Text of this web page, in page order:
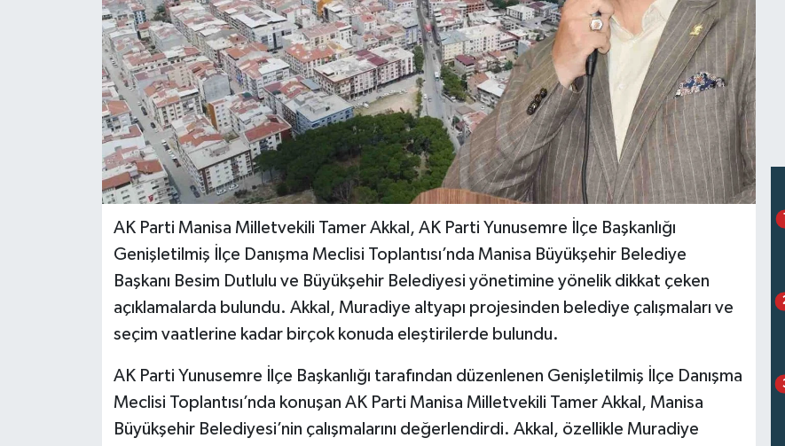
AK Parti Manisa Milletvekili Tamer Akkal, AK Parti Yunusemre İlçe Başkanlığı
Genişletilmiş İlçe Danışma Meclisi Toplantısı’nda Manisa Büyükşehir Belediye
Başkanı Besim Dutlulu ve Büyükşehir Belediyesi yönetimine yönelik dikkat çeken
açıklamalarda bulundu. Akkal, Muradiye altyapı projesinden belediye çalışmaları ve
seçim vaatlerine kadar birçok konuda eleştirilerde bulundu.
AK Parti Yunusemre İlçe Başkanlığı tarafından düzenlenen Genişletilmiş İlçe Danışma
Meclisi Toplantısı’nda konuşan AK Parti Manisa Milletvekili Tamer Akkal, Manisa
Büyükşehir Belediyesi’nin çalışmalarını değerlendirdi. Akkal, özellikle Muradiye
1